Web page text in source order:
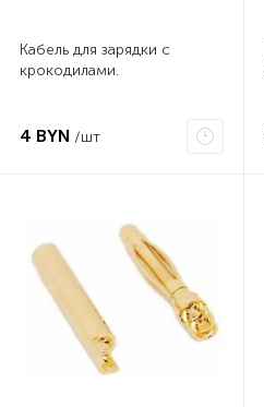
Кабель для зарядки с
крокодилами.
4 BYN /шт